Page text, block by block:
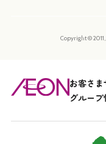
Copyright ©
お客さ
グルー